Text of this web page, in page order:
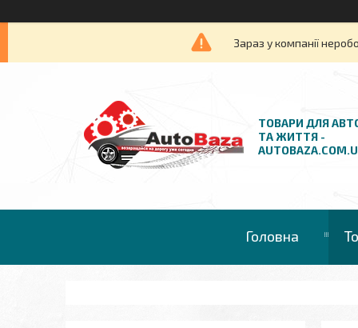
Зараз у компанії
ТОВАРИ ДЛЯ
ТА ЖИТТЯ -
Головна